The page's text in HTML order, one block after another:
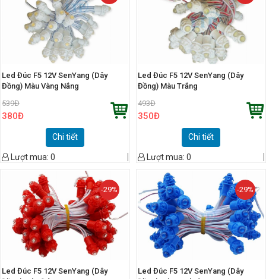
Led Đúc F5 12V SenYang (Dây
Đồng) Màu Vàng Nắng
539Đ
380Đ
Chi tiết
Lượt mua: 0
Led Đúc F5 12V SenYang (Dây
Đồng) Màu Trắng
493Đ
350Đ
Chi tiết
Lượt mua: 0
-29%
Led Đúc F5 12V SenYang (Dây
-29%
Led Đúc F5 12V SenYang (Dây